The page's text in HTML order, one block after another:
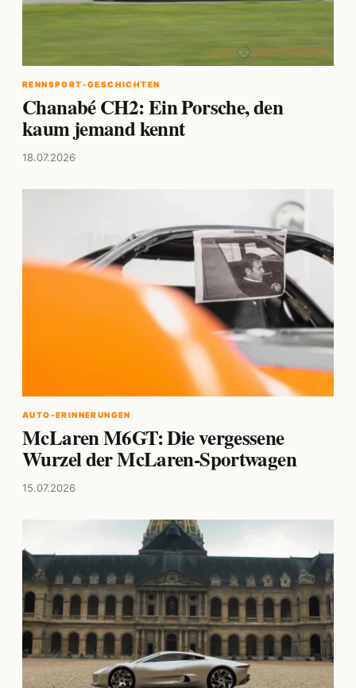
RENNSPORT-GESCHICHTEN
Chanabé CH2: Ein Porsche, den
kaum jemand kennt
18.07.2026
AUTO-ERINNERUNGEN
McLaren M6GT: Die vergessene
Wurzel der McLaren-Sportwagen
15.07.2026